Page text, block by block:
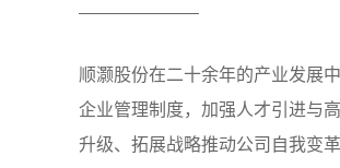
顺灏股份在二十余年的产业发展
企业管理制度，加强人才引进与
升级、拓展战略推动公司自我变